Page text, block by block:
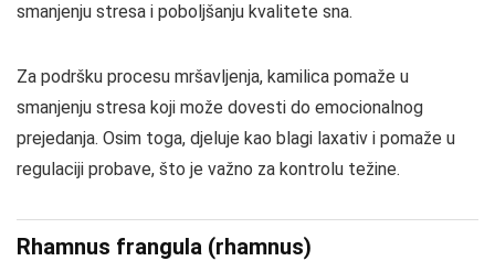
smanjenju stresa i poboljšanju kvalitete sna.
Za podršku procesu mršavljenja, kamilica pomaže u
smanjenju stresa koji može dovesti do emocionalnog
prejedanja. Osim toga, djeluje kao blagi laxativ i pomaže u
regulaciji probave, što je važno za kontrolu težine.
Rhamnus frangula (rhamnus)